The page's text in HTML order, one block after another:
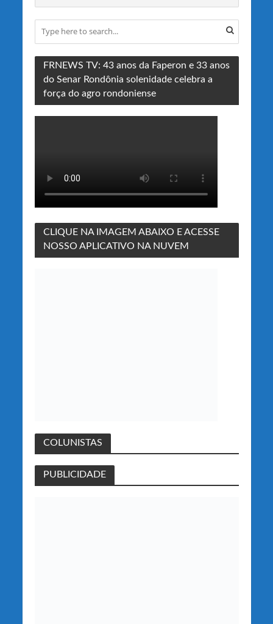
FRNEWS TV: 43 anos da Faperon e 33 anos
do Senar Rondônia solenidade celebra a
força do agro rondoniense
CLIQUE NA IMAGEM ABAIXO E ACESSE
NOSSO APLICATIVO NA NUVEM
COLUNISTAS
PUBLICIDADE